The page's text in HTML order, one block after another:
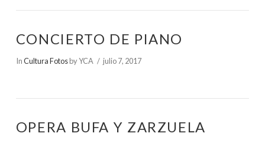
CONCIERTO DE PIANO
InCultura Fotosby YCA julio 7, 2017
OPERA BUFA Y ZARZUELA